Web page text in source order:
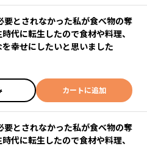
要とされなかった私が食べ物の奪
代に転生したので食材や料理、
幸せにしたいと思いました
カートに追加
要とされなかった私が食べ物の奪
代に転生したので食材や料理、